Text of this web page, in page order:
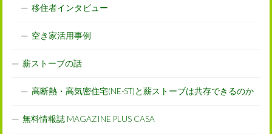
移住者インタビュー
空き家活用事例
薪ストーブの話
高断熱・高気密住宅(NE-ST)と薪ストーブは共存できるのか
無料情報誌 MAGAZINE PLUS CASA